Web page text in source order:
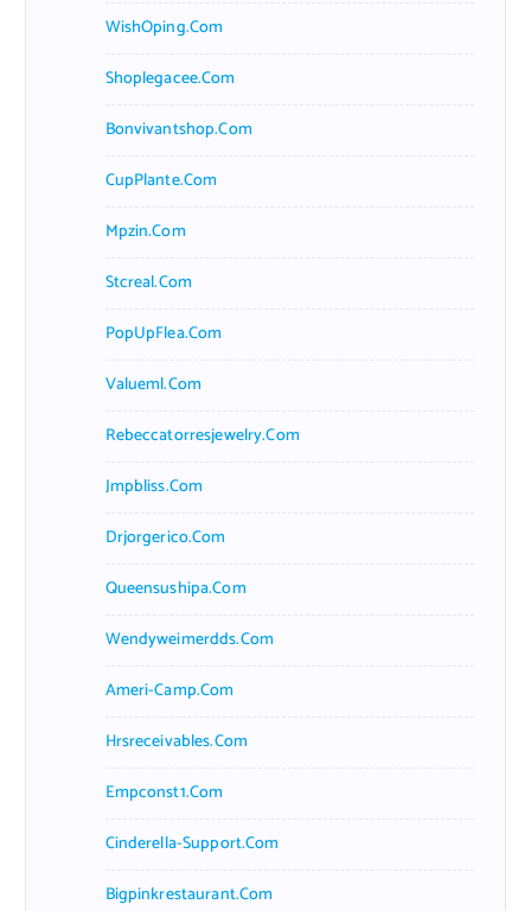
WishOping.com
Shoplegacee.com
Bonvivantshop.com
CupPlante.com
Mpzin.com
Stcreal.com
PopUpFlea.com
Valueml.com
Rebeccatorresjewelry.com
Jmpbliss.com
Drjorgerico.com
Queensushipa.com
Wendyweimerdds.com
Ameri-Camp.com
Hrsreceivables.com
Empconst1.com
Cinderella-Support.com
Bigpinkrestaurant.com